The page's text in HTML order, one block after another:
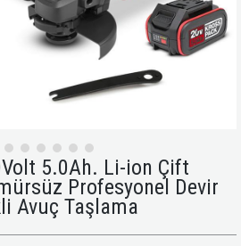
5.0Ah. Li-ion Çift
Profesyonel Devir
Avuç Taşlama